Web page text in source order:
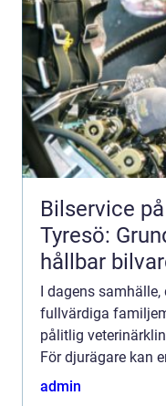
Bilservice
Tyresö:
hållbar
I dagens
fullvärdiga
pålitlig
För djurägare kan
admin